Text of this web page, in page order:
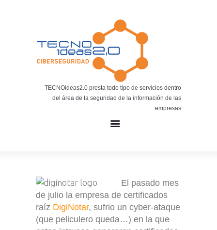
TECNOideas2.0 presta todo tipo de servicios dentro
del área de la seguridad de la información de las
empresas
BLOG TECNOIDEAS
Noticias tecnológicas.
El pasado mes
de julio la empresa de certificados
raíz DigiNotar, sufrio un cyber-ataque
(que peliculero queda…) en la que